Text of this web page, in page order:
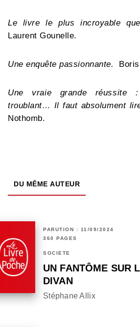
Le livre le plus incroyable
Laurent Gounelle.
Une enquête passionnante.
Une vraie grande réussite :
troublant… Il faut absolument
Nothomb.
DU MÊME AUTEUR
PARUTION : 11/09/2024
360 PAGES
SOCIÉTÉ
UN FANTÔME SUR
DIVAN
Stéphane Allix